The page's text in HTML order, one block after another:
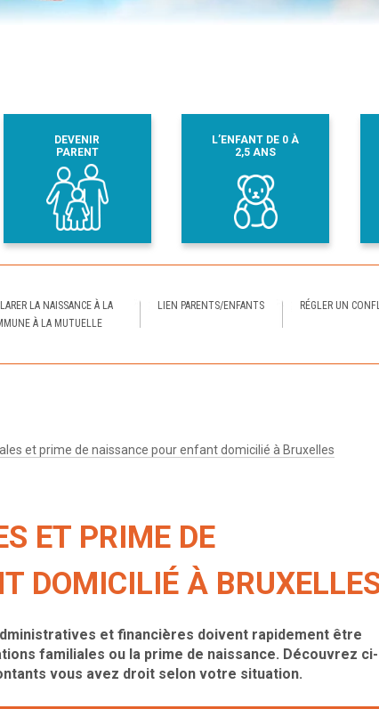
DEVENIR
PARENT
L’ENFANT DE 0 À
2,5 ANS
LA NAISSANCE À LA
À LA MUTUELLE
LIEN PARENTS/ENFANTS RÉGLER UN
et prime de naissance pour enfant domicilié à Bruxelles
ET PRIME DE
DOMICILIÉ À
et financières doivent rapidement être
familiales ou la prime de naissance. Découvrez ci-
vous avez droit selon votre situation.